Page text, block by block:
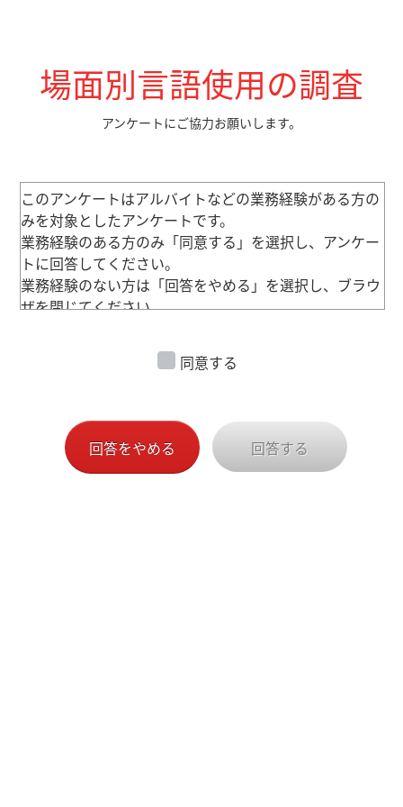
場面別言語使用の調査
アンケートにご協力お願いします。
このアンケートはアルバイトなどの業務経験がある方の
みを対象としたアンケートです。
業務経験のある方のみ「同意する」を選択し、アンケー
トに回答してください。
業務経験のない方は「回答をやめる」を選択し、ブラウ
ザを閉じてください。
同意する
回答をやめる 回答する